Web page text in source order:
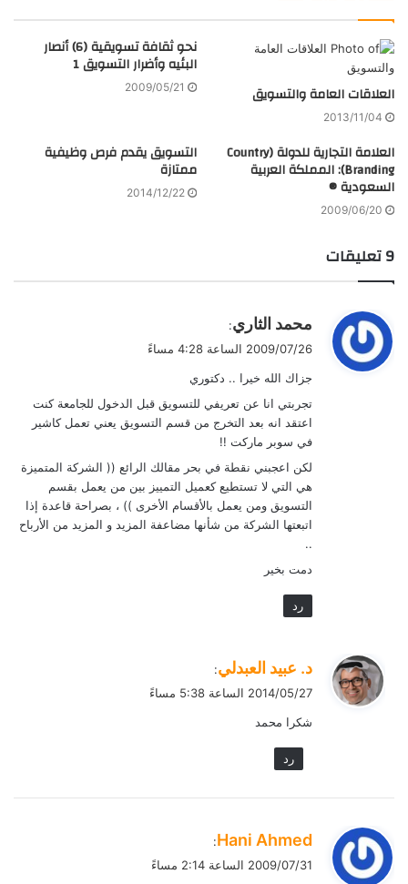
العلاقات العامة والتسويق
2013/11/04
نحو ثقافة تسويقية (6) أنصار
البئيه وأضرار التسويق 1
2009/05/21
العلامة التجارية للدولة (Country
Branding): المملكة العربية
السعودية ®
2009/06/20
التسويق يقدم فرص وظيفية
ممتازة
2014/12/22
‫9 تعليقات
ل
محمد الثاري:
2009/07/26 الساعة 4:28 مساءً
جزاك الله خيرا .. دكتوري
تجربتي انا عن تعريفي للتسويق قبل الدخول للجامعة كنت
اعتقد انه بعد التخرج من قسم التسويق يعني تعمل كاشير
في سوبر ماركت !!
لكن اعجبني نقطة في بحر مقالك الرائع (( الشركة المتميزة
هي التي لا تستطيع كعميل التمييز بين من يعمل بقسم
التسويق ومن يعمل بالأقسام الأخرى )) ، بصراحة قاعدة إذا
اتبعتها الشركة من شأنها مضاعفة المزيد و المزيد من الأرباح
..
دمت بخير
رد
ي
ل
د. عبيد العبدلي:
2014/05/27 الساعة 5:38 مساءً
شكرا محمد
رد
يHani Ahmed
:
2009/07/31 الساعة 2:14 مساءً